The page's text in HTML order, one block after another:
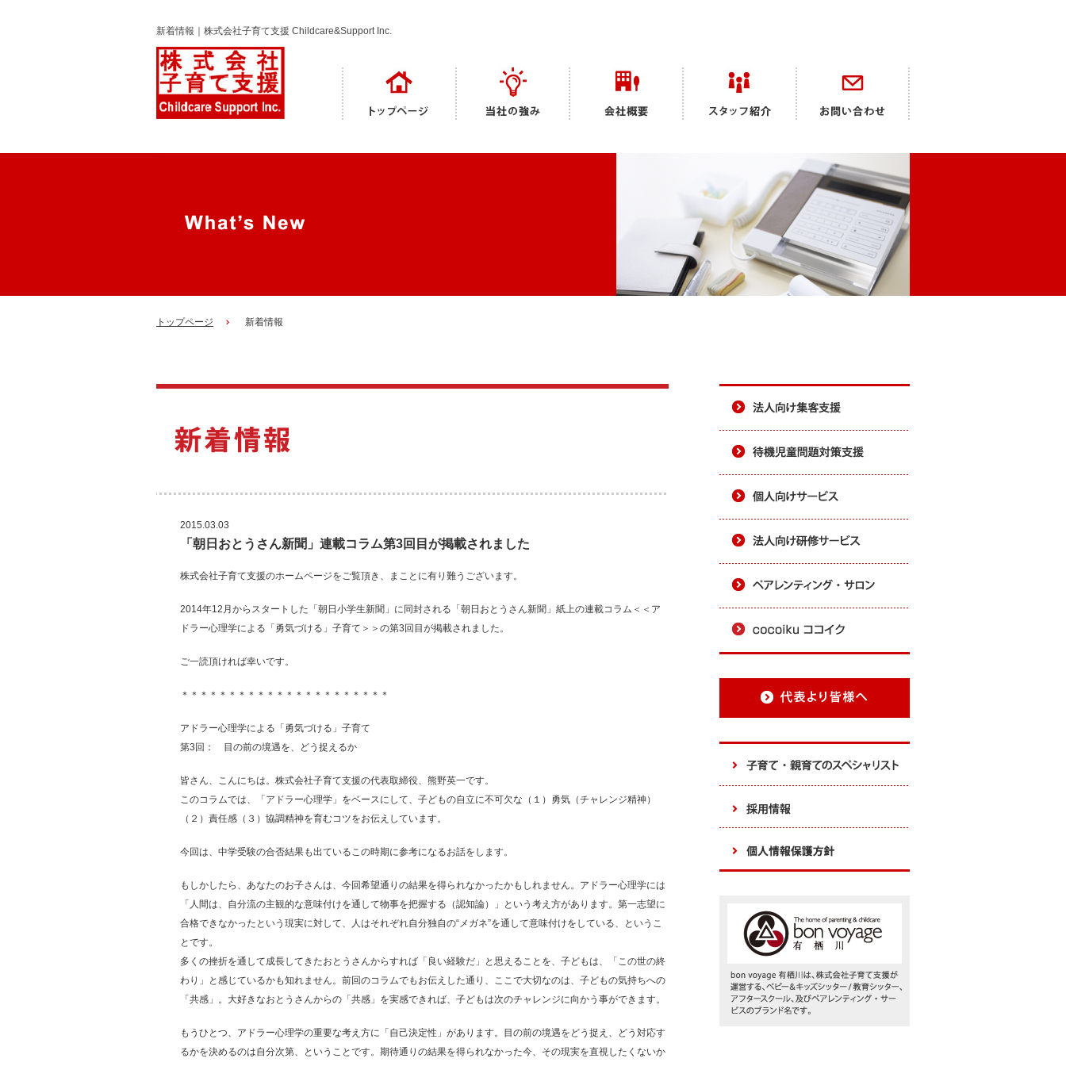
新着情報｜株式会社子育て支援 Childcare&Support Inc.
トップページ 新着情報
2015.03.03
「朝日おとうさん新聞」連載コラム第3回目が掲載されました
株式会社子育て支援のホームページをご覧頂き、まことに有り難うございます。
2014年12月からスタートした「朝日小学生新聞」に同封される「朝日おとうさん新聞」紙上の連載コラム＜＜ア
ドラー心理学による「勇気づける」子育て＞＞の第3回目が掲載されました。
ご一読頂ければ幸いです。
＊＊＊＊＊＊＊＊＊＊＊＊＊＊＊＊＊＊＊＊＊＊
アドラー心理学による「勇気づける」子育て
第3回： 目の前の境遇を、どう捉えるか
皆さん、こんにちは。株式会社子育て支援の代表取締役、熊野英一です。
このコラムでは、「アドラー心理学」をベースにして、子どもの自立に不可欠な（１）勇気（チャレンジ精神）
（２）責任感（３）協調精神を育むコツをお伝えしています。
今回は、中学受験の合否結果も出ているこの時期に参考になるお話をします。
もしかしたら、あなたのお子さんは、今回希望通りの結果を得られなかったかもしれません。アドラー心理学には
「人間は、自分流の主観的な意味付けを通して物事を把握する（認知論）」という考え方があります。第一志望に
合格できなかったという現実に対して、人はそれぞれ自分独自の“メガネ”を通して意味付けをしている、というこ
とです。
多くの挫折を通して成長してきたおとうさんからすれば「良い経験だ」と思えることを、子どもは、「この世の終
わり」と感じているかも知れません。前回のコラムでもお伝えした通り、ここで大切なのは、子どもの気持ちへの
「共感」。大好きなおとうさんからの「共感」を実感できれば、子どもは次のチャレンジに向かう事ができます。
もうひとつ、アドラー心理学の重要な考え方に「自己決定性」があります。目の前の境遇をどう捉え、どう対応す
るかを決めるのは自分次第、ということです。期待通りの結果を得られなかった今、その現実を直視したくないか